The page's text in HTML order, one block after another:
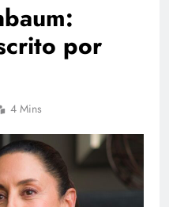
por
4 Mins